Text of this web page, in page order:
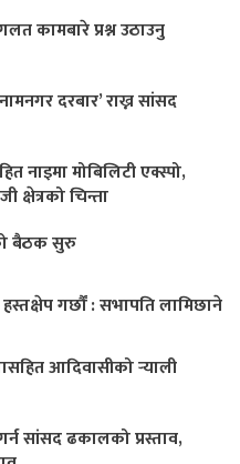
कामबारे प्रश्न उठाउनु
दरबार’ राख्न सांसद
नाइमा मोबिलिटी एक्स्पो,
क्षेत्रको चिन्ता
बैठक सुरु
गर्छौं : सभापति लामिछाने
आदिवासीको र्‍याली
सांसद ढकालको प्रस्ताव,